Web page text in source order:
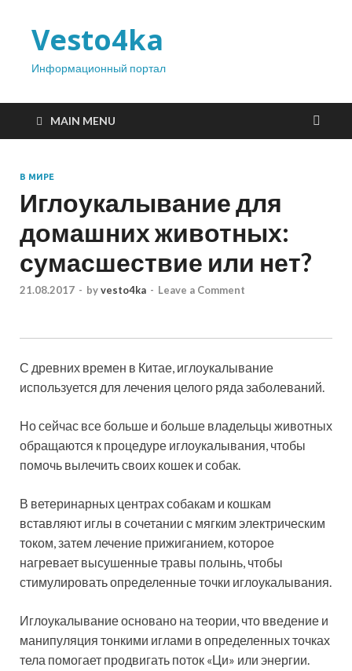
Vesto4ka
Информационный портал
MAIN MENU
В МИРЕ
Иглоукалывание для
домашних животных:
сумасшествие или нет?
21.08.2017 - byvesto4ka - Leave a Comment
С древних времен в Китае, иглоукалывание
используется для лечения целого ряда заболеваний.
Но сейчас все больше и больше владельцы животных
обращаются к процедуре иглоукалывания, чтобы
помочь вылечить своих кошек и собак.
В ветеринарных центрах собакам и кошкам
вставляют иглы в сочетании с мягким электрическим
током, затем лечение прижиганием, которое
нагревает высушенные травы полынь, чтобы
стимулировать определенные точки иглоукалывания.
Иглоукалывание основано на теории, что введение и
манипуляция тонкими иглами в определенных точках
тела помогает продвигать поток «Ци» или энергии.